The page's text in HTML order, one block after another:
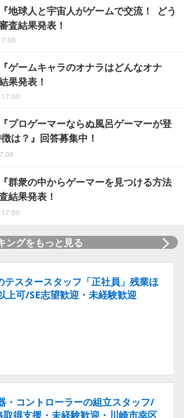
『地球人と宇宙人がゲームで交流！ どう
査結果発表！
ゲームキャラのオナラはどんなオナ
果発表！
『プロゲーマーならぬ風呂ゲーマーが登
は？』回答募集中！
『群衆の中からゲーマーを見つける方法
結果発表！
ングをもっと見る
テスタースタッフ「正社員」残業ほ
上可/SE志望歓迎・未経験歓迎
・コントローラーの組立スタッフ/
得支援・未経験歓迎・川崎市幸区